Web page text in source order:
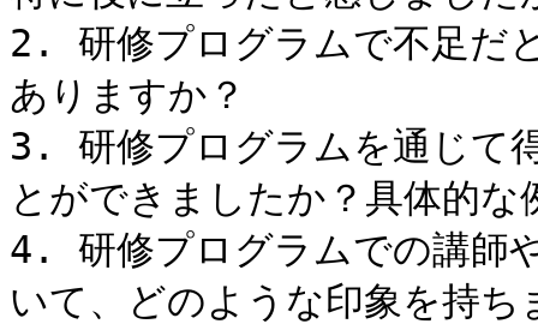
2. 研修プログラムで不足だ
ありますか？
3. 研修プログラムを通じて
とができましたか？具体的
4. 研修プログラムでの講師
いて、どのような印象を持ち